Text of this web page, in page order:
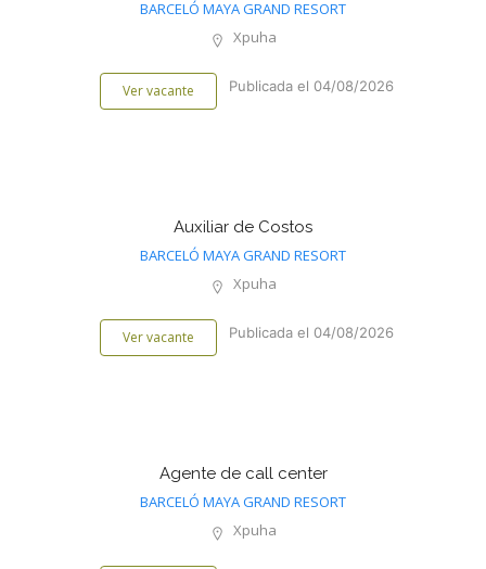
BARCELÓ MAYA GRAND RESORT
Xpuha
Ver vacante Publicada el 04/08/2026
Auxiliar de Costos
BARCELÓ MAYA GRAND RESORT
Xpuha
Ver vacante Publicada el 04/08/2026
Agente de call center
BARCELÓ MAYA GRAND RESORT
Xpuha